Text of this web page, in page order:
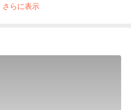
フにした 2 品（ 桜、花火、牡丹
た和菓子は、お土産としてお持ち
さらに表示